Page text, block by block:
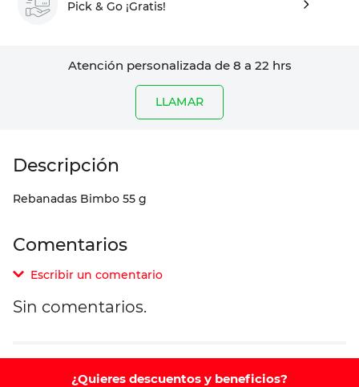
Pick & Go ¡Gratis!
Atención personalizada de 8 a 22 hrs
LLAMAR
Rebanadas Bimbo 55 g
Comentarios
Escribir un comentario
Comentario
Sin comentarios.
¿Quieres descuentos y beneficios?